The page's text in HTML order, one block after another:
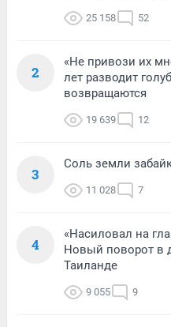
25 158 52
2
«Не привози их
лет разводит
возвращаются
19 639 12
3
Соль земли
11 028 7
4
«Насиловал на
Новый поворот в
Таиланде
9 055 9